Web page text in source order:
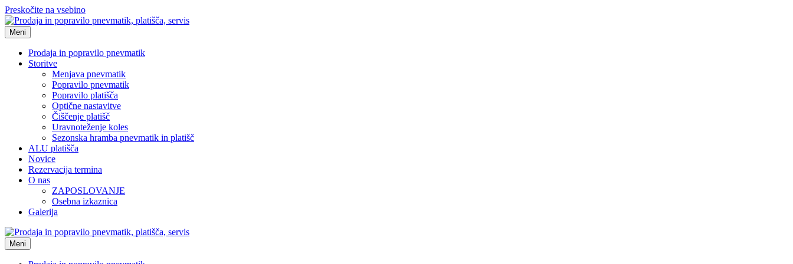
Preskočite na vsebino
Meni
Prodaja in popravilo pnevmatik
Storitve
Menjava pnevmatik
Popravilo pnevmatik
Popravilo platišča
Optične nastavitve
Čiščenje platišč
Uravnoteženje koles
Sezonska hramba pnevmatik in platišč
ALU platišča
Novice
Rezervacija termina
O nas
ZAPOSLOVANJE
Osebna izkaznica
Galerija
Meni